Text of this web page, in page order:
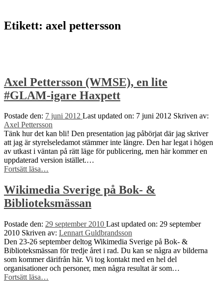
Etikett: axel pettersson
Axel Pettersson (WMSE), en lite
#GLAM-igare Haxpett
Postade den: 7 juni 2012 Last updated on: 7 juni 2012 Skriven av:
Axel Pettersson
Tänk hur det kan bli! Den presentation jag påbörjat där jag skriver
att jag är styrelseledamot stämmer inte längre. Den har legat i högen
av utkast i väntan på rätt läge för publicering, men här kommer en
uppdaterad version istället.…
Fortsätt läsa“Axel
(WMSE),
en
lite
igare
Haxpett”
…
Wikimedia Sverige på Bok- &
Biblioteksmässan
Postade den: 29 september 2010 Last updated on: 29 september
2010 Skriven av: Lennart Guldbrandsson
Den 23-26 september deltog Wikimedia Sverige på Bok- &
Biblioteksmässan för tredje året i rad. Du kan se några av bilderna
som kommer därifrån här. Vi tog kontakt med en hel del
organisationer och personer, men några resultat är som…
Fortsätt läsa…